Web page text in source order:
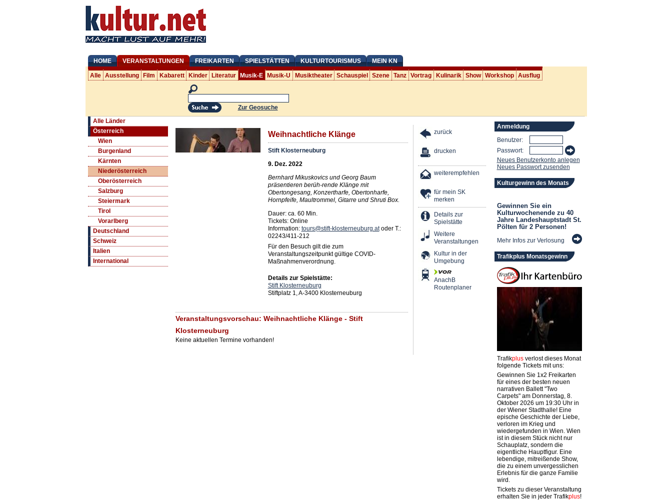
HOME VERANSTALTUNGEN FREIKARTEN SPIELSTÄTTEN KULTURTOURISMUS MEIN KN
Alle Ausstellung Film Kabarett Kinder Literatur Musik-E Musik-U Musiktheater Schauspiel Szene Tanz Vortrag Kulinarik Show Workshop Ausflug
Zur Geosuche
Alle Länder
Österreich
Wien
Burgenland
Kärnten
Niederösterreich
Oberösterreich
Salzburg
Steiermark
Tirol
Vorarlberg
Deutschland
Schweiz
Italien
International
Weihnachtliche Klänge
Stift Klosterneuburg
9. Dez. 2022
Bernhard Mikuskovics und Georg Baum
präsentieren berüh-rende Klänge mit
Obertongesang, Konzertharfe, Obertonharfe,
Hornpfeife, Maultrommel, Gitarre und Shruti Box.
Dauer: ca. 60 Min.
Tickets: Online
Information: tours@stift-klosterneuburg.atoder T.:
02243/411-212
Für den Besuch gilt die zum
Veranstaltungszeitpunkt gültige COVID-
Maßnahmenverordnung.
Details zur Spielstätte:
Stift Klosterneuburg
Stiftplatz 1, A-3400 Klosterneuburg
Veranstaltungsvorschau: Weihnachtliche Klänge - Stift
Klosterneuburg
Keine aktuellen Termine vorhanden!
zurück
drucken
weiterempfehlen
für mein SK
merken
Details zur
Spielstätte
Weitere
Veranstaltungen
Kultur in der
Umgebung
AnachB
Routenplaner
Anmeldung
Benutzer:
Passwort:
Neues Benutzerkonto anlegen
Neues Passwort zusenden
Kulturgewinn des Monats
Gewinnen Sie ein
Kulturwochenende zu 40
Jahre Landeshauptstadt St.
Pölten für 2 Personen!
Mehr Infos zur Verlosung
Trafikplus Monatsgewinn
Trafikplusverlost dieses Monat
folgende Tickets mit uns:
Gewinnen Sie 1x2 Freikarten
für eines der besten neuen
narrativen Ballett "Two
Carpets" am Donnerstag, 8.
Oktober 2026 um 19:30 Uhr in
der Wiener Stadthalle! Eine
epische Geschichte der Liebe,
verloren im Krieg und
wiedergefunden in Wien. Wien
ist in diesem Stück nicht nur
Schauplatz, sondern die
eigentliche Hauptfigur. Eine
lebendige, mitreißende Show,
die zu einem unvergesslichen
Erlebnis für die ganze Familie
wird.
Tickets zu dieser Veranstaltung
erhalten Sie in jeder Trafikplus!